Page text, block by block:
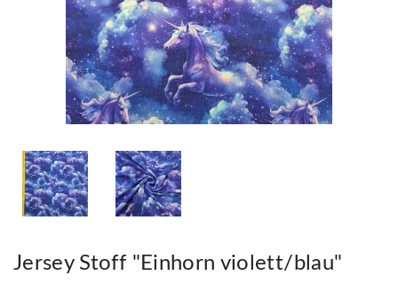
Jersey Stoff "Einhorn violett/blau"